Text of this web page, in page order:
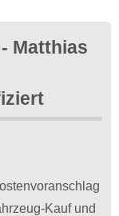
Matthias
Kauf und